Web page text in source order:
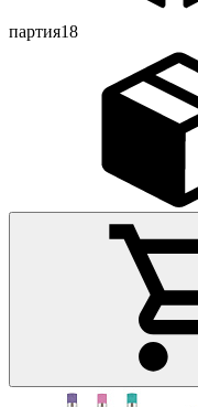
партия18